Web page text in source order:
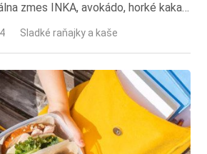
zmes INKA, avokádo, horké kakao,
nátierka, zdravé raňajky, sladká
príprava, vegetariánsky recept,
Sladké raňajky a kaše